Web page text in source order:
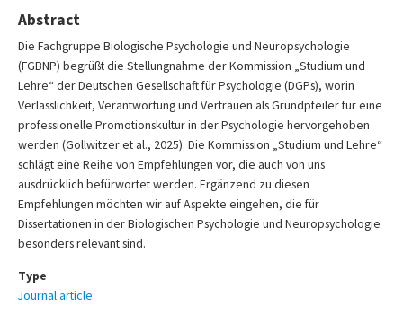
Abstract
Die Fachgruppe Biologische Psychologie und Neuropsychologie
(FGBNP) begrüßt die Stellungnahme der Kommission „Studium und
Lehre“ der Deutschen Gesellschaft für Psychologie (DGPs), worin
Verlässlichkeit, Verantwortung und Vertrauen als Grundpfeiler für eine
professionelle Promotionskultur in der Psychologie hervorgehoben
werden (Gollwitzer et al., 2025). Die Kommission „Studium und Lehre“
schlägt eine Reihe von Empfehlungen vor, die auch von uns
ausdrücklich befürwortet werden. Ergänzend zu diesen
Empfehlungen möchten wir auf Aspekte eingehen, die für
Dissertationen in der Biologischen Psychologie und Neuropsychologie
besonders relevant sind.
Type
Journal article